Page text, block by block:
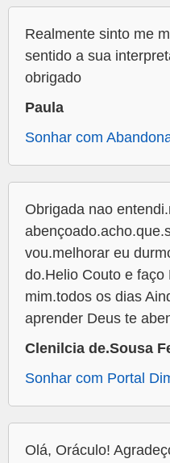
Realmente sinto me
sentido a sua
obrigado
Paula
Sonhar com
Obrigada nao
vou.melhorar eu
do.Helio Couto e faço
mim.todos os dias
aprender Deus te
Clenilcia de.Sousa
Sonhar com Portal
Olá, Oráculo!